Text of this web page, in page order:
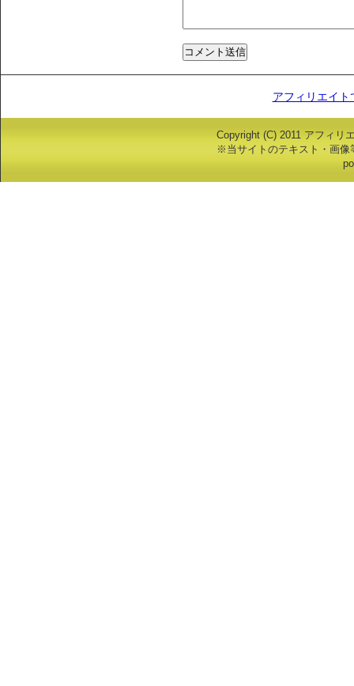
アフィリエイ
Copyright (C) 2011 アフィリ
※当サイトのテキスト・画像